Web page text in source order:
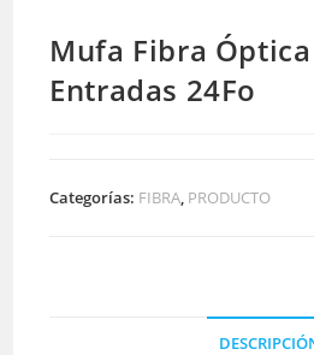
Mufa Fibra
Entradas 24Fo
Categorías: FIBRA PRODUCTO